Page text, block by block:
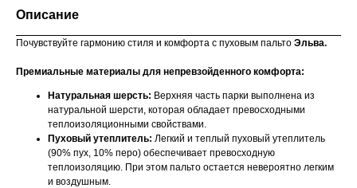
Описание
Почувствуйте гармонию стиля и комфорта с пуховым пальто Эльва.
Премиальные материалы для непревзойденного комфорта:
Натуральная шерсть: Верхняя часть парки выполнена из
натуральной шерсти, которая обладает превосходными
теплоизоляционными свойствами.
Пуховый утеплитель: Легкий и теплый пуховый утеплитель
(90% пух, 10% перо) обеспечивает превосходную
теплоизоляцию. При этом пальто остается невероятно легким
и воздушным.